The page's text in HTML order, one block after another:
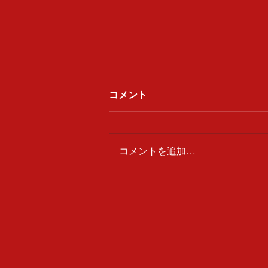
コメント
コメントを追加…